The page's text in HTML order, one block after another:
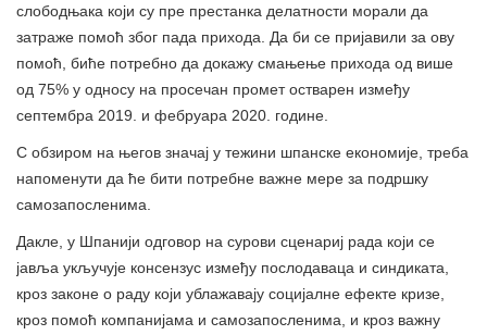
слободњака који су пре престанка делатности морали да
затраже помоћ због пада прихода. Да би се пријавили за ову
помоћ, биће потребно да докажу смањење прихода од више
од 75% у односу на просечан промет остварен између
септембра 2019. и фебруара 2020. године.
С обзиром на његов значај у тежини шпанске економије, треба
напоменути да ће бити потребне важне мере за подршку
самозапосленима.
Дакле, у Шпанији одговор на сурови сценариј рада који се
јавља укључује консензус између послодаваца и синдиката,
кроз законе о раду који ублажавају социјалне ефекте кризе,
кроз помоћ компанијама и самозапосленима, и кроз важну